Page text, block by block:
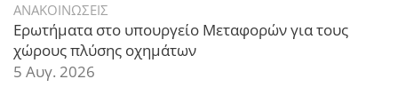
ΑΝΑΚΟΙΝΩΣΕΙΣ
Ερωτήματα στο υπουργείο Μεταφορών για τους
χώρους πλύσης οχημάτων
5 Αυγ. 2026